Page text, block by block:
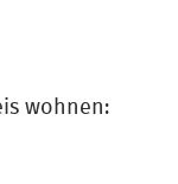
wohnen: